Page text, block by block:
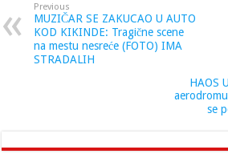
Previous
MUZIČAR SE ZAKUCAO U AUTO
KOD KIKINDE: Tragične scene
na mestu nesreće (FOTO) IMA
STRADALIH
HAOS
se